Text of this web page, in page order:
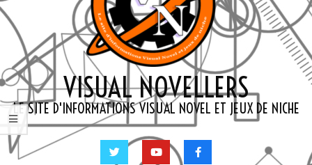
VISUAL NOVELLERS
LE SITE D'INFORMATIONS VISUAL NOVEL ET JEUX DE NICHE